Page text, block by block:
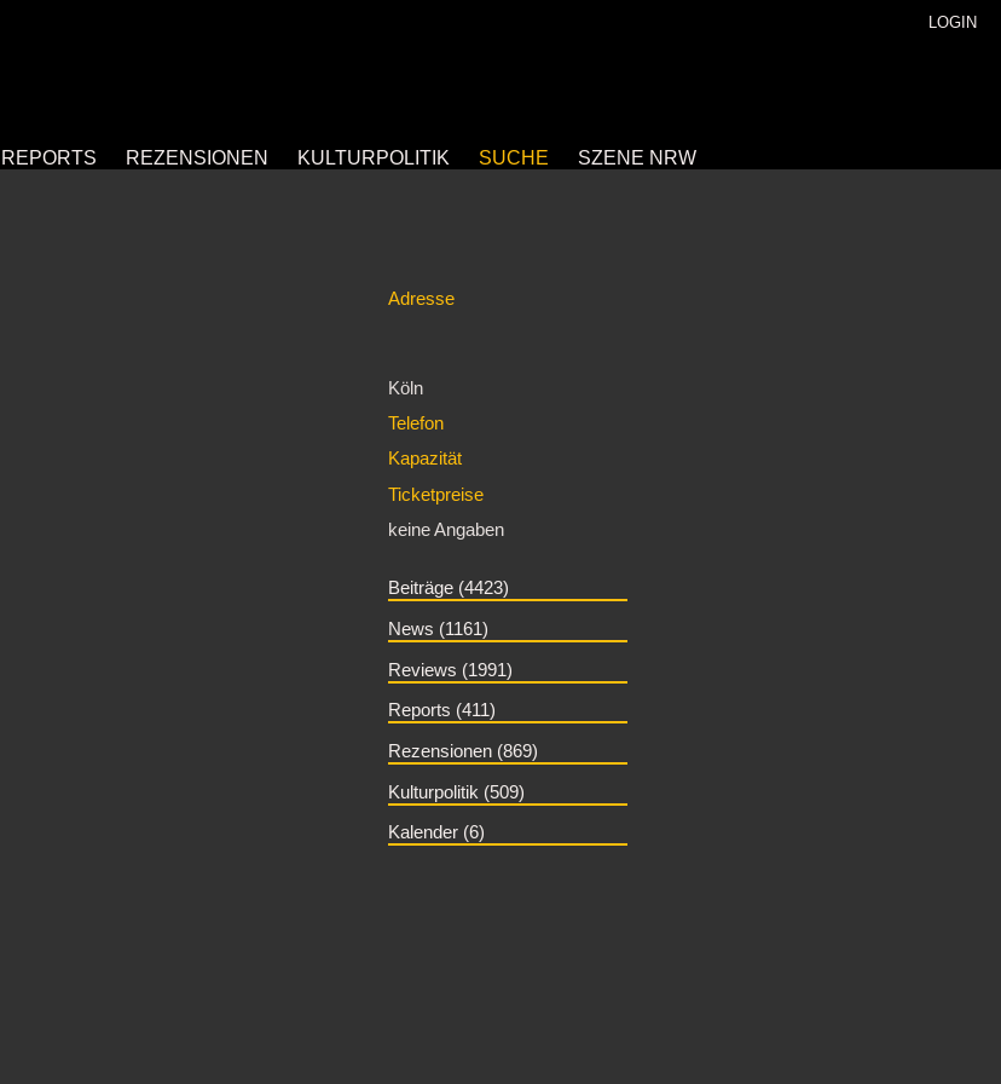
LOGIN
REPORTS REZENSIONEN KULTURPOLITIK SUCHE SZENE NRW
Adresse
Köln
Telefon
Kapazität
Ticketpreise
keine Angaben
Beiträge (4423)
News (1161)
Reviews (1991)
Reports (411)
Rezensionen (869)
Kulturpolitik (509)
Kalender (6)